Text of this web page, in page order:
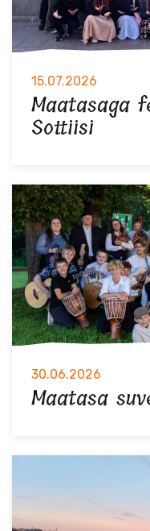
15.07.2026
Maatasaga
Sottiisi
30.06.2026
Maatasa